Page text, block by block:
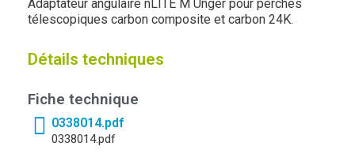
Adaptateur angulaire nLITE M Unger pour perches
télescopiques carbon composite et carbon 24K.
Détails techniques
Fiche technique
0338014.pdf
0338014.pdf